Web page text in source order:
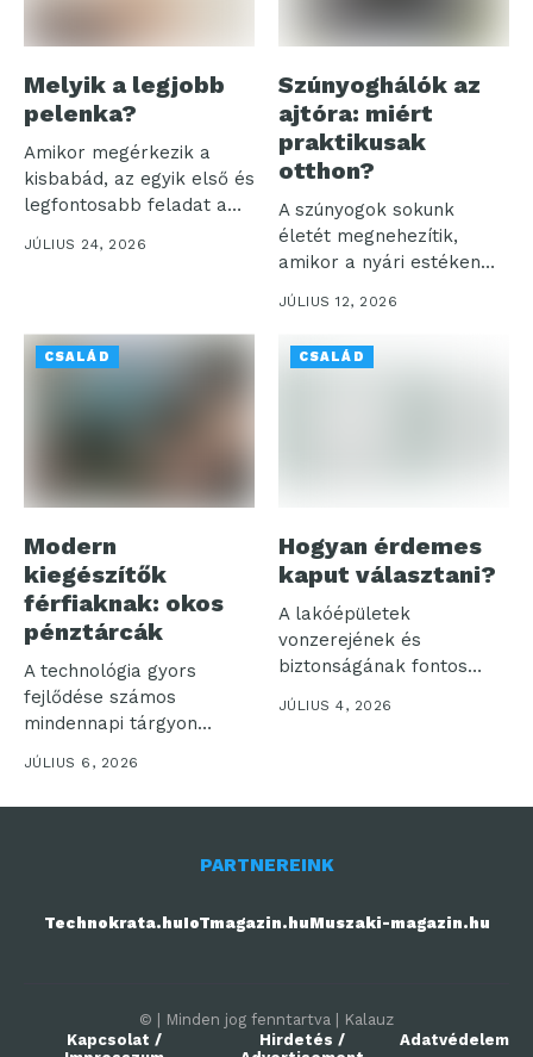
Melyik a legjobb
pelenka?
Amikor megérkezik a
kisbabád, az egyik első és
legfontosabb feladat a
megfelelő...
JÚLIUS 24, 2026
Szúnyoghálók az
ajtóra: miért
praktikusak
otthon?
A szúnyogok sokunk
életét megnehezítik,
amikor a nyári estéken
akarjuk élvezni a...
JÚLIUS 12, 2026
CSALÁD
Modern
kiegészítők
férfiaknak: okos
pénztárcák
A technológia gyors
fejlődése számos
mindennapi tárgyon
hagyott nyomot, és a
férfiak...
JÚLIUS 6, 2026
CSALÁD
Hogyan érdemes
kaput választani?
A lakóépületek
vonzerejének és
biztonságának fontos
eleme a kapu. Hiszen
első látásra...
JÚLIUS 4, 2026
PARTNEREINK
Technokrata.huIoTmagazin.huMuszaki-magazin.hu
© | Minden jog fenntartva | Kalauz
Kapcsolat /
Hirdetés /
Adatvédelem